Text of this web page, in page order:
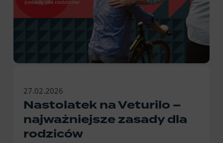
27.02.2026
Nastolatek na Veturilo –
najważniejsze zasady dla
rodziców